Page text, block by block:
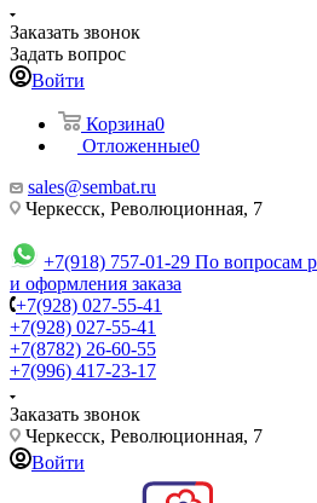
Заказать звонок
Задать вопрос
Войти
Корзина0
Отложенные0
sales@sembat.ru
Черкесск, Революционная, 7
+7(918) 757-01-29 По вопросам
и оформления заказа
+7(928) 027-55-41
+7(928) 027-55-41
+7(8782) 26-60-55
+7(996) 417-23-17
Заказать звонок
Черкесск, Революционная, 7
Войти